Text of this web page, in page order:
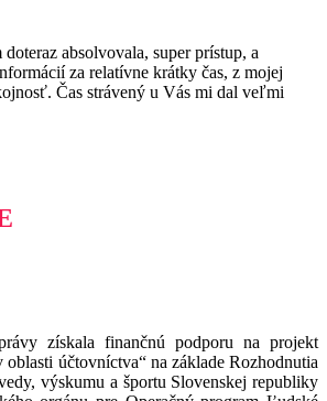
absolvovala, super prístup, a
za relatívne krátky čas, z mojej
Čas strávený u Vás mi dal veľmi
získala finančnú podporu na projekt
účtovníctva“ na základe Rozhodnutia
výskumu a športu Slovenskej republiky